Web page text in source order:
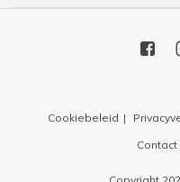
Cookiebeleid